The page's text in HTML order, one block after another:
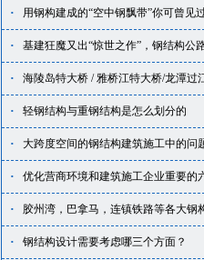
· 用钢构建成的“空中钢飘带”你可曾见
· 基建狂魔又出“惊世之作”，钢结构公
· 海陵岛特大桥 / 雅桥江特大桥/龙潭过
· 轻钢结构与重钢结构是怎么划分的
· 大跨度空间的钢结构建筑施工中的问
· 优化营商环境和建筑施工企业重要的
· 胶州湾，巴拿马，连镇铁路等各大钢
· 钢结构设计需要考虑哪三个方面？